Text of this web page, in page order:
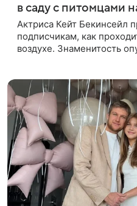
в саду с питомцами
Актриса Кейт Бекинсейл
подписчикам, как
воздухе. Знаменитость